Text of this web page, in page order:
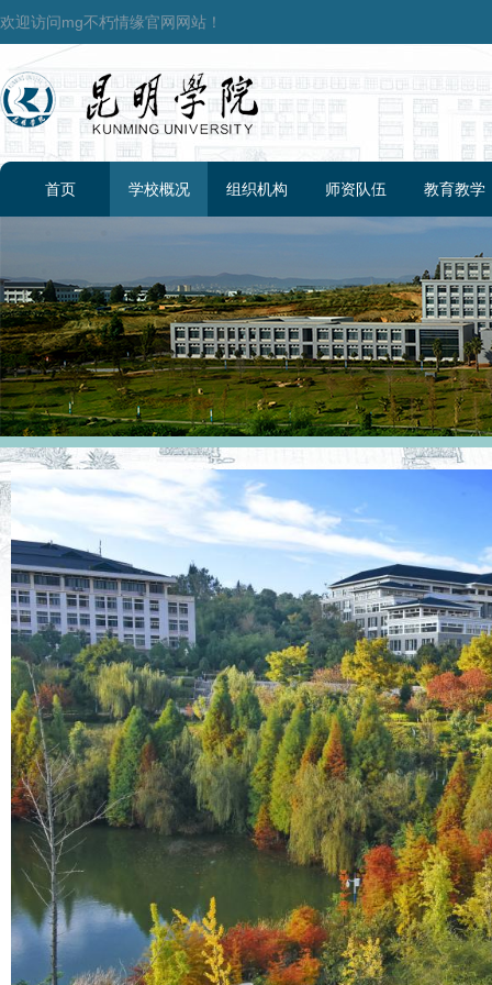
欢迎访问mg不朽情缘官网网站！
首页 学校概况 组织机构 师资队伍 教育教学